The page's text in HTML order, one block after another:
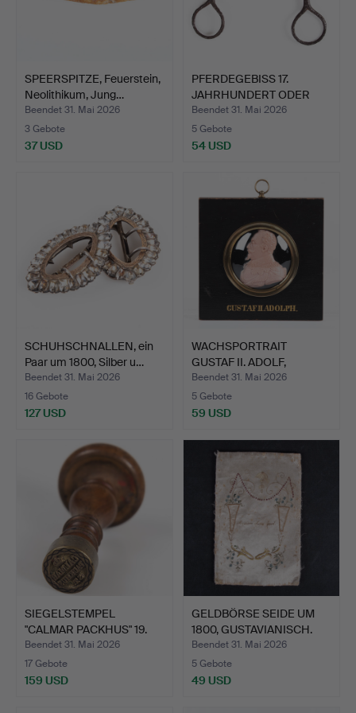
SPEERSPITZE, Feuerstein,
Neolithikum, Jung…
Beendet 31. Mai 2026
3 Gebote
37 USD
PFERDEGEBISS 17.
JAHRHUNDERT ODER
ÄLTER VO…
Beendet 31. Mai 2026
5 Gebote
54 USD
SCHUHSCHNALLEN, ein
Paar um 1800, Silber u…
Beendet 31. Mai 2026
16 Gebote
127 USD
WACHSPORTRAIT
GUSTAF II. ADOLF,
FRÜHES 19.…
Beendet 31. Mai 2026
5 Gebote
59 USD
SIEGELSTEMPEL
"CALMAR PACKHUS" 19.
JAHRHUN…
Beendet 31. Mai 2026
17 Gebote
159 USD
GELDBÖRSE SEIDE UM
1800, GUSTAVIANISCH.
Beendet 31. Mai 2026
5 Gebote
49 USD